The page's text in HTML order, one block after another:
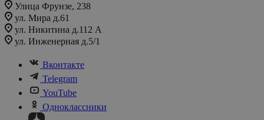
Улица Фрунзе, 238​
ул. Мира д.61
ул. Никитина д.112 А
ул. Инженерная д.5/1
Вконтакте
Telegram
YouTube
Одноклассники